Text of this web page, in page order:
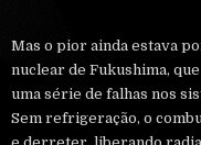
Mas o pior ainda estava
nuclear de Fukushima,
uma série de falhas nos
Sem refrigeração, o